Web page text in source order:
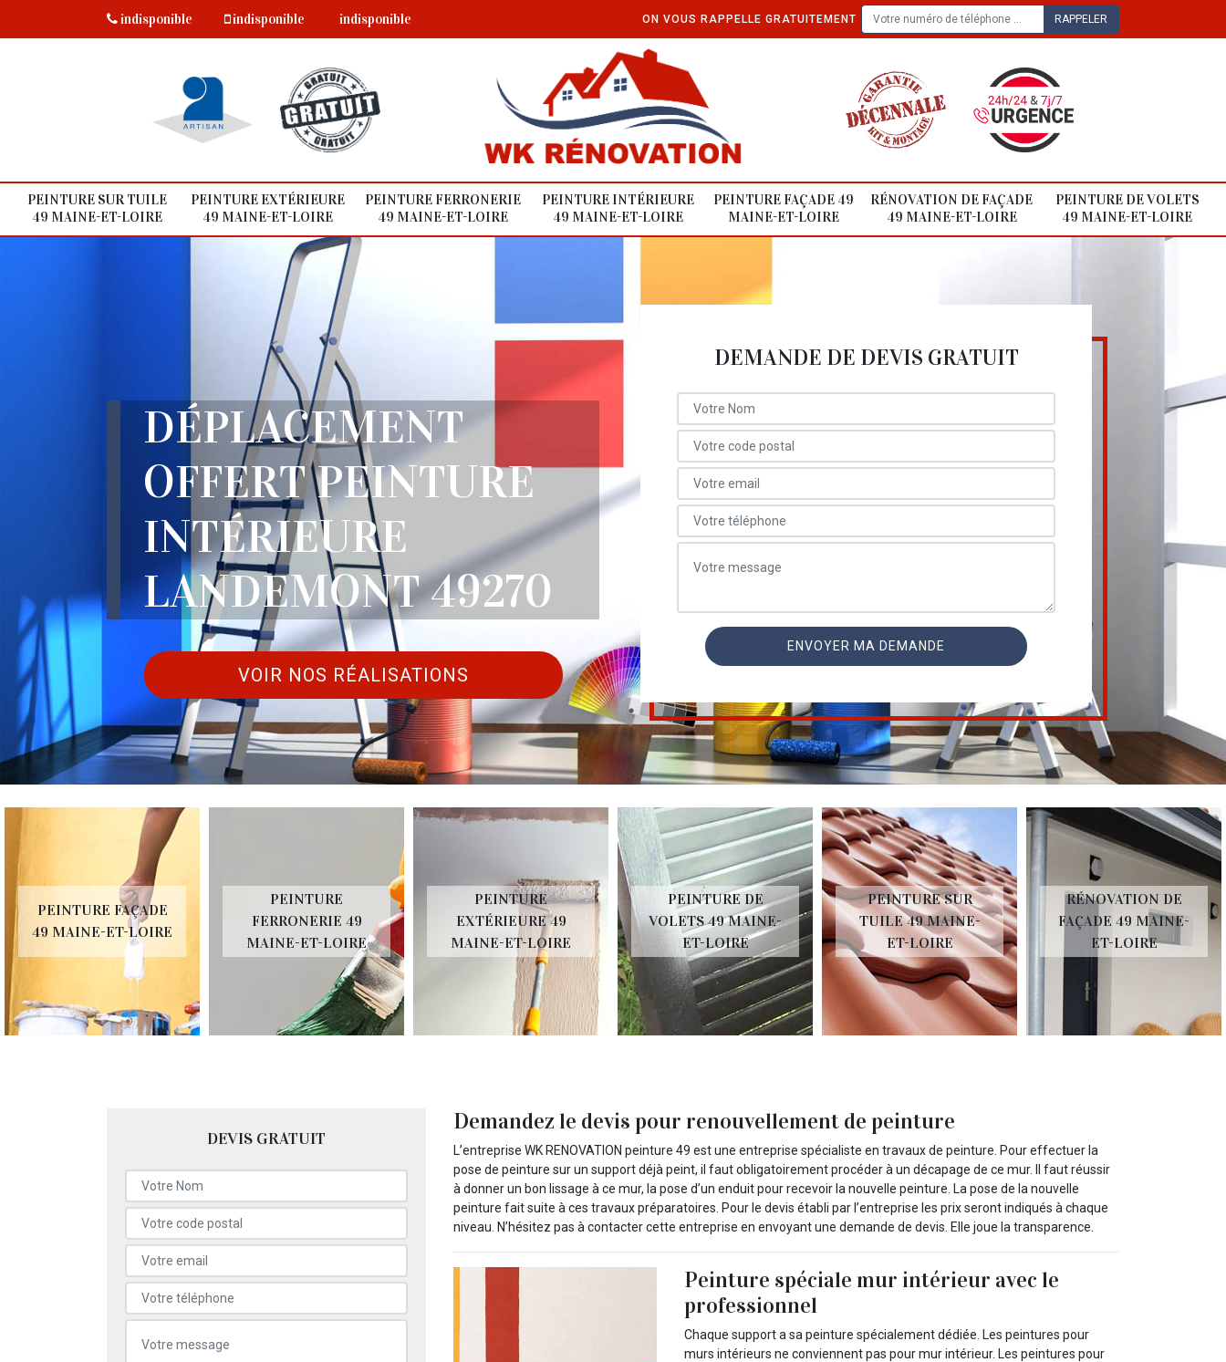
indisponible indisponible indisponible ON VOUS RAPPELLE GRATUITEMENT
PEINTURE SUR TUILE
49 MAINE-ET-LOIRE
PEINTURE EXTÉRIEURE
49 MAINE-ET-LOIRE
PEINTURE FERRONERIE
49 MAINE-ET-LOIRE
PEINTURE INTÉRIEURE
49 MAINE-ET-LOIRE
PEINTURE FAÇADE 49
MAINE-ET-LOIRE
RÉNOVATION DE FAÇADE
49 MAINE-ET-LOIRE
PEINTURE DE VOLETS
49 MAINE-ET-LOIRE
DÉPLACEMENT
OFFERT PEINTURE
INTÉRIEURE
LANDEMONT 49270
VOIR NOS RÉALISATIONS
DEMANDE DE DEVIS GRATUIT
PEINTURE FAÇADE
49 MAINE-ET-LOIRE
PEINTURE
FERRONERIE 49
MAINE-ET-LOIRE
PEINTURE
EXTÉRIEURE 49
MAINE-ET-LOIRE
PEINTURE DE
VOLETS 49 MAINE-
ET-LOIRE
PEINTURE SUR
TUILE 49 MAINE-
ET-LOIRE
RÉNOVATION DE
FAÇADE 49 MAINE-
ET-LOIRE
DEVIS GRATUIT
Demandez le devis pour renouvellement de peinture
L’entreprise WK RENOVATION peinture 49 est une entreprise spécialiste en travaux de peinture. Pour effectuer la
pose de peinture sur un support déjà peint, il faut obligatoirement procéder à un décapage de ce mur. Il faut réussir
à donner un bon lissage à ce mur, la pose d’un enduit pour recevoir la nouvelle peinture. La pose de la nouvelle
peinture fait suite à ces travaux préparatoires. Pour le devis établi par l’entreprise les prix seront indiqués à chaque
niveau. N’hésitez pas à contacter cette entreprise en envoyant une demande de devis. Elle joue la transparence.
Peinture spéciale mur intérieur avec le
professionnel
Chaque support a sa peinture spécialement dédiée. Les peintures pour
murs intérieurs ne conviennent pas pour mur intérieur. Les peintures pour